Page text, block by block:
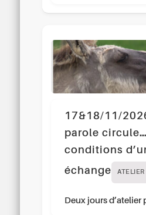
17&18/11/
parole
conditions
échange
ATELIER
Deux jours d’atelier